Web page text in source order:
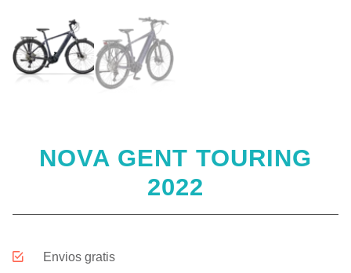
NOVA GENT TOURING
2022
Envios gratis